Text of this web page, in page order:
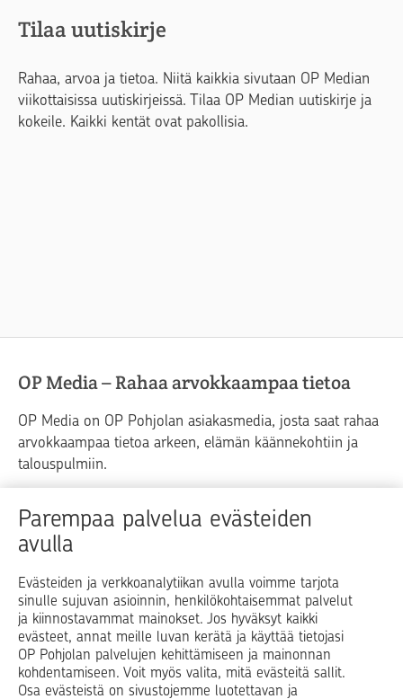
Parempaa palvelua evästeiden
avulla
Evästeiden ja verkkoanalytiikan avulla voimme tarjota
sinulle sujuvan asioinnin, henkilökohtaisemmat palvelut
ja kiinnostavammat mainokset. Jos hyväksyt kaikki
evästeet, annat meille luvan kerätä ja käyttää tietojasi
OP Pohjolan palvelujen kehittämiseen ja mainonnan
kohdentamiseen. Voit myös valita, mitä evästeitä sallit.
Osa evästeistä on sivustojemme luotettavan ja
Tilaa uutiskirje
Rahaa, arvoa ja tietoa. Niitä kaikkia sivutaan OP Median
viikottaisissa uutiskirjeissä. Tilaa OP Median uutiskirje ja
kokeile. Kaikki kentät ovat pakollisia.
OP Media – Rahaa arvokkaampaa tietoa
OP Media on OP Pohjolan asiakasmedia, josta saat rahaa
arvokkaampaa tietoa arkeen, elämän käännekohtiin ja
talouspulmiin.
Raha Elämä
Yrityselämä
Blogit ja puheenvuorot
Op.fi OP Koti Pohjola Vahinkoapu
Facebook
X LinkedInInstagram